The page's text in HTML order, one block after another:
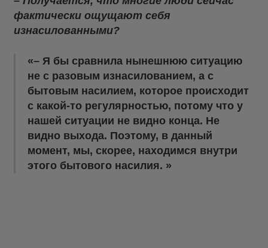
фактически ощущают себя
изнасилованными?
– Я бы сравнила нынешнюю ситуацию
не с разовым изнасилованием, а с
бытовым насилием, которое происходит
с какой-то регулярностью, потому что у
нашей ситуации не видно конца. Не
видно выхода. Поэтому, в данный
момент, мы, скорее, находимся внутри
этого бытового насилия.